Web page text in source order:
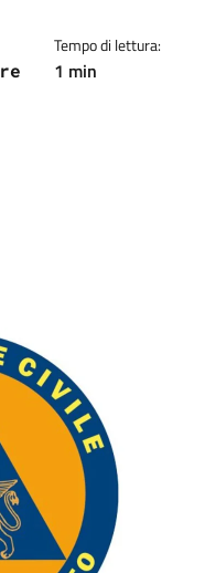
Tempo di lettura:
1 min